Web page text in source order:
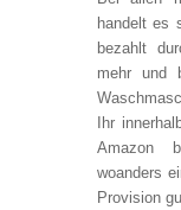
handelt es
bezahlt
mehr und
Ihr
Amazon
woanders
Provision